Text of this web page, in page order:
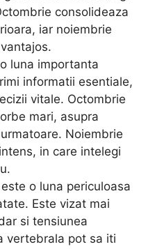
consolideaza
iar noiembrie
luna importanta
informatii esentiale,
vitale. Octombrie
mari, asupra
Noiembrie
in care intelegi
o luna periculoasa
Este vizat mai
si tensiunea
vertebrala pot sa iti